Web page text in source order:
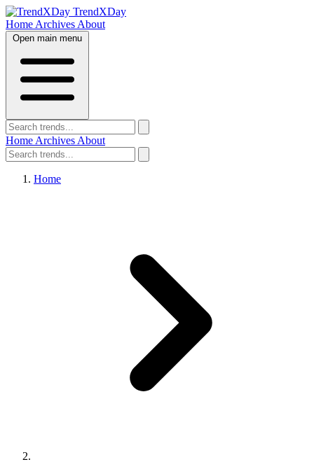
TrendXDay
Home Archives About
Open main menu
Home Archives About
Home